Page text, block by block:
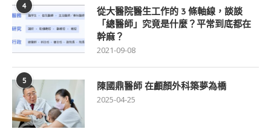
4
從大醫院醫生工作的 3 條軸線，談談
「總醫師」究竟是什麼？平常到底都在
幹麻？
2021-09-08
5 陳國鼎醫師 在顱顏外科築夢為橋
2025-04-25